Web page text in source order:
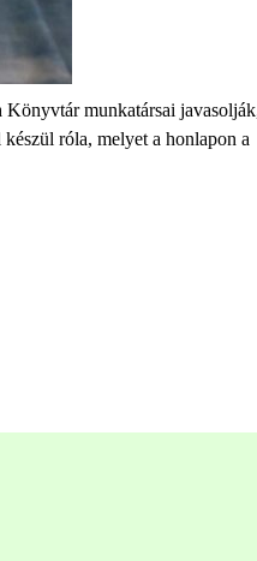
Könyvtár munkatársai
róla, melyet a honlapon a